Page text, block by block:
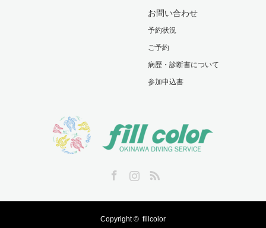
お問い合わせ
予約状況
ご予約
病歴・診断書について
参加申込書
Copyright © fillcolor